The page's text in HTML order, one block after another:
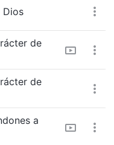
Dios
de
de
a